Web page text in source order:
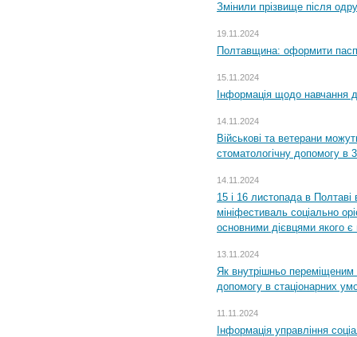
Змінили прізвище після
19.11.2024
Полтавщина: оформити
15.11.2024
Інформація щодо навчання
14.11.2024
Військові та ветерани
стоматологічну допомогу в
14.11.2024
15 і 16 листопада в
мініфестиваль соціально
основними дієвцями якого є
13.11.2024
Як внутрішньо переміщеним
допомогу в стаціонарних
11.11.2024
Інформація управління